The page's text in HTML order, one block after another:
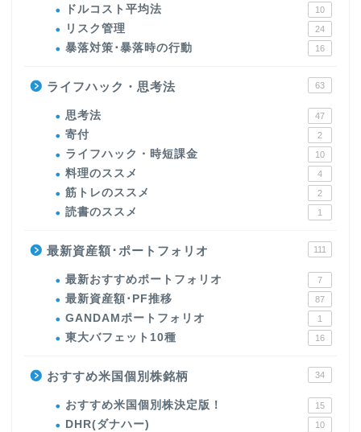
ドルコスト平均法 10
リスク管理 24
暴落対策･暴落時の行動 16
ライフハック・思考法 63
思考法 47
寄付 2
ライフハック・時短課金 10
料理のススメ 4
筋トレのススメ 2
読書のススメ 1
最新資産額･ポートフォリオ 111
最新おすすめポートフォリオ 7
最新資産額･PF推移 87
GANDAMポートフォリオ 1
東大バフェット10種 16
おすすめ米国個別株銘柄 34
おすすめ米国個別株決定版！ 15
DHR(ダナハー) 10